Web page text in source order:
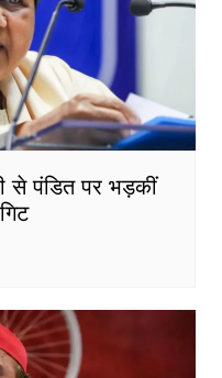
से पंडित पर भड़कीं